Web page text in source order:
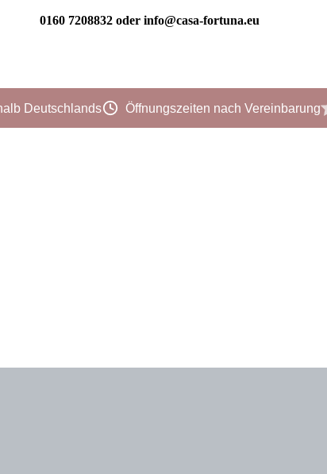
0160 7208832 oder info@casa-fortuna.eu
Deutschlands Öffnungszeiten nach Vereinbarung